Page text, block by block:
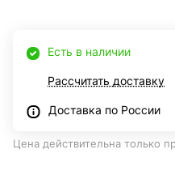
Есть в наличии
Рассчитать доставку
Доставка по России
Цена действительна только